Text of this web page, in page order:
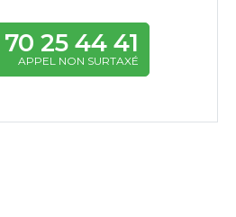
25 44 41
APPEL NON SURTAXÉ